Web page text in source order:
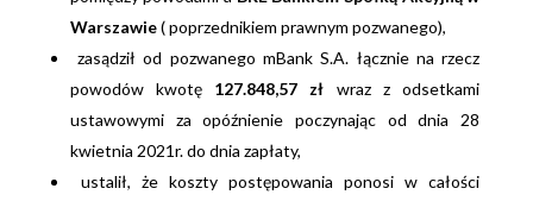
Warszawie( poprzednikiem prawnym pozwanego),
zasądził od pozwanego mBank S.A. łącznie na rzecz
powodów kwotę 127.848,57 zł wraz z odsetkami
ustawowymi za opóźnienie poczynając od dnia 28
kwietnia 2021r. do dnia zapłaty,
ustalił, że koszty postępowania ponosi w całości